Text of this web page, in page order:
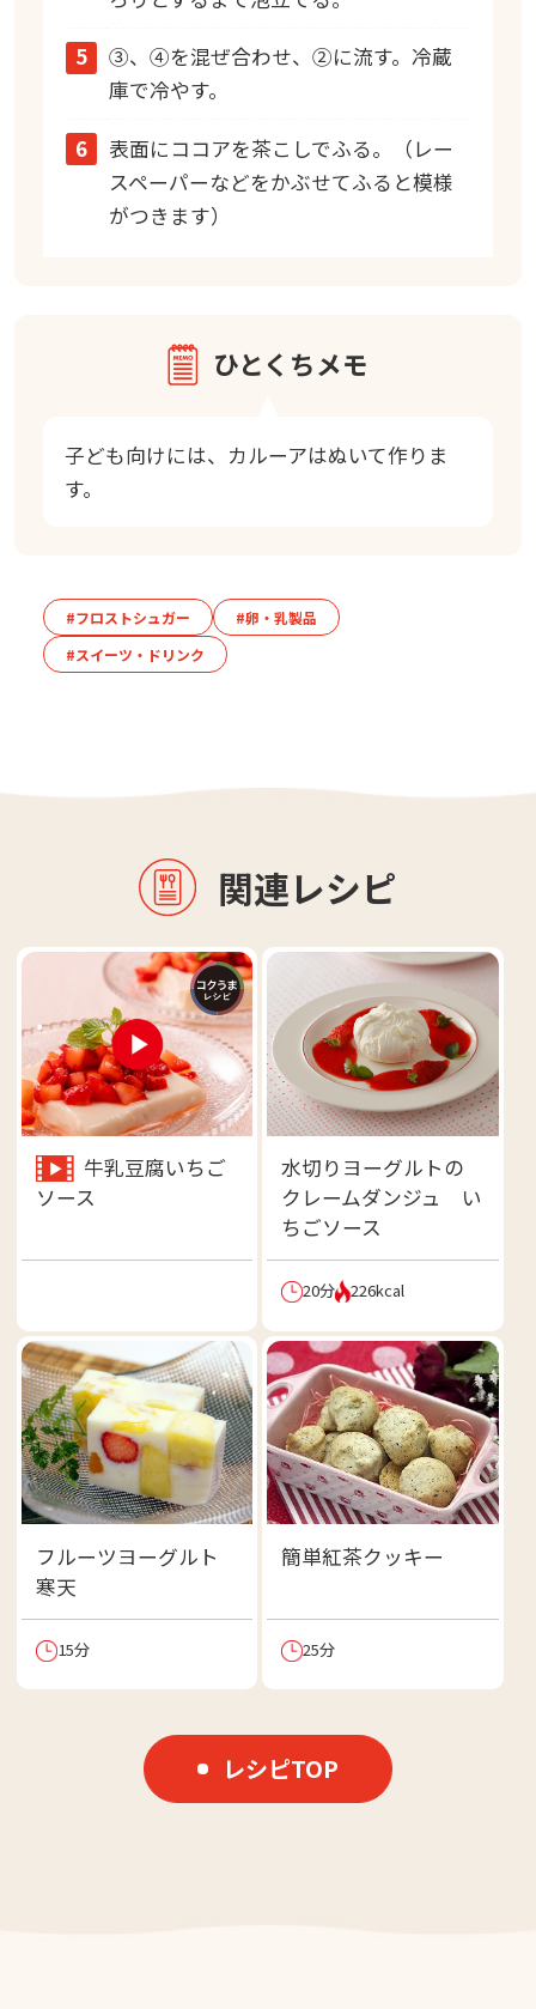
5
③、④を混ぜ合わせ、②に流す。冷蔵
庫で冷やす。
6
表面にココアを茶こしでふる。（レー
スペーパーなどをかぶせてふると模様
がつきます）
ひとくちメモ
子ども向けには、カルーアはぬいて作りま
す。
#フロストシュガー
#卵・乳製品
#スイーツ・ドリンク
関連レシピ
牛乳豆腐いちご
ソース
水切りヨーグルトの
クレームダンジュ い
ちごソース
20分 226kcal
フルーツヨーグルト
寒天
15分
簡単紅茶クッキー
25分
レシピTOP